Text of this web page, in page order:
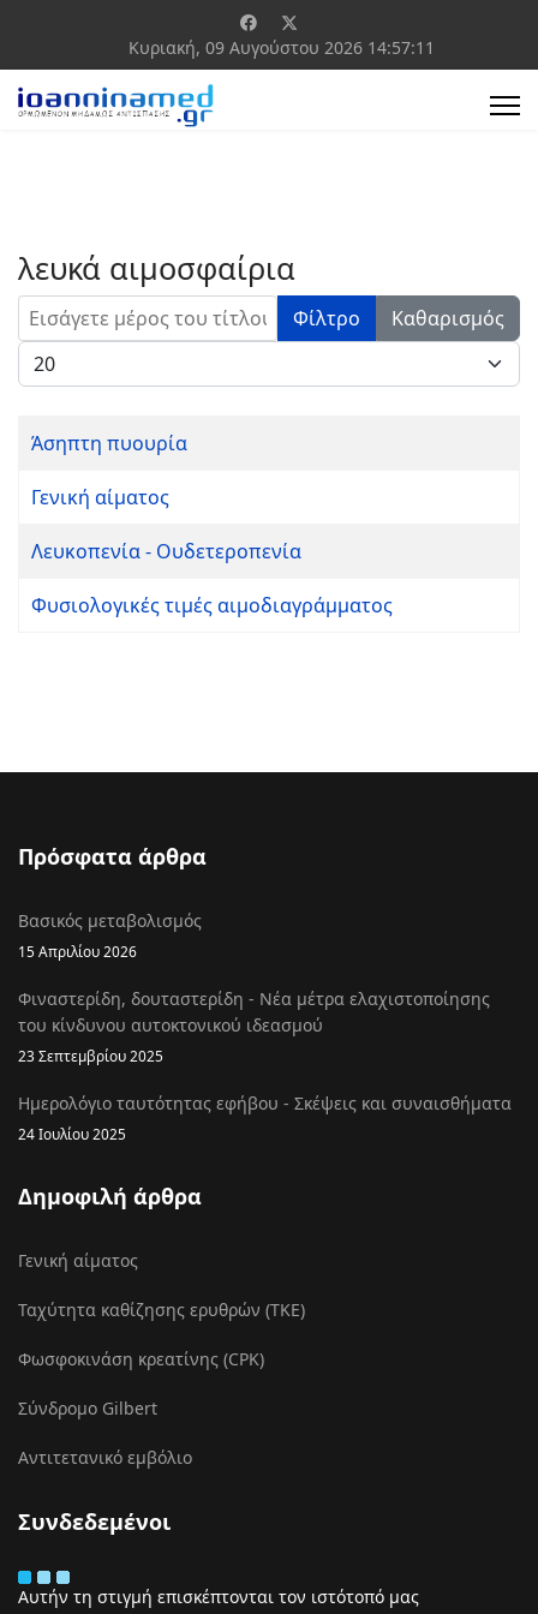
Κυριακή, 09 Αυγούστου 2026 14:57:11
λευκά αιμοσφαίρια
Εισάγετε μέρος του τίτλου. Φίλτρο
Καθαρισμός
Εμφάνιση #
Άσηπτη πυουρία
Γενική αίματος
Λευκοπενία - Ουδετεροπενία
Φυσιολογικές τιμές αιμοδιαγράμματος
Πρόσφατα άρθρα
Βασικός μεταβολισμός
15 Απριλίου 2026
Φιναστερίδη, δουταστερίδη - Νέα μέτρα ελαχιστοποίησης
του κίνδυνου αυτοκτονικού ιδεασμού
23 Σεπτεμβρίου 2025
Ημερολόγιο ταυτότητας εφήβου - Σκέψεις και συναισθήματα
24 Ιουλίου 2025
Δημοφιλή άρθρα
Γενική αίματος
Ταχύτητα καθίζησης ερυθρών (ΤΚΕ)
Φωσφοκινάση κρεατίνης (CPK)
Σύνδρομο Gilbert
Αντιτετανικό εμβόλιο
Συνδεδεμένοι
Αυτήν τη στιγμή επισκέπτονται τον ιστότοπό μας